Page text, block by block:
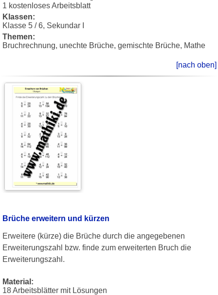
1 kostenloses Arbeitsblatt
Klassen:
Klasse 5 / 6, Sekundar I
Themen:
Bruchrechnung, unechte Brüche, gemischte Brüche, Mathe
[nach oben]
Brüche erweitern und kürzen
Erweitere (kürze) die Brüche durch die angegebenen
Erweiterungszahl bzw. finde zum erweiterten Bruch die
Erweiterungszahl.
Material:
18 Arbeitsblätter mit Lösungen